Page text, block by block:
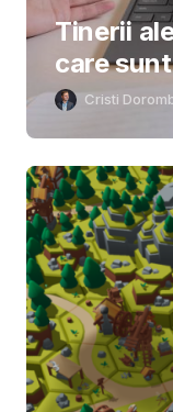
Tinerii
care
Cristi